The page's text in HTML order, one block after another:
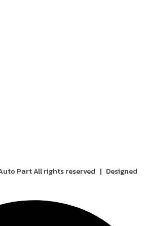
Part All rights reserved | Designed